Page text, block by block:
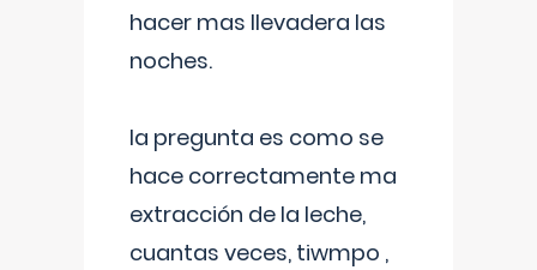
hacer mas llevadera las
noches.
la pregunta es como se
hace correctamente ma
extracción de la leche,
cuantas veces, tiwmpo ,